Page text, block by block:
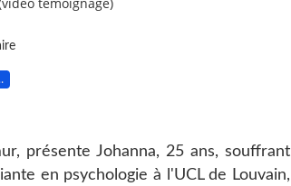
témoignage)
présente Johanna, 25 ans, souffrant
en psychologie à l'UCL de Louvain,